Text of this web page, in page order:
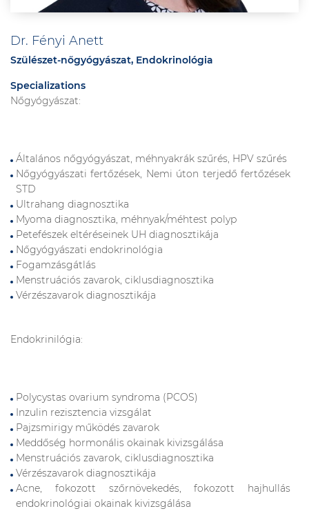
Dr. Fényi Anett
Szülészet-nőgyógyászat, Endokrinológia
Specializations
Nőgyógyászat:
Általános nőgyógyászat, méhnyakrák szűrés, HPV szűrés
Nőgyógyászati fertőzések, Nemi úton terjedő fertőzések
STD
Ultrahang diagnosztika
Myoma diagnosztika, méhnyak/méhtest polyp
Petefészek eltéréseinek UH diagnosztikája
Nőgyógyászati endokrinológia
Fogamzásgátlás
Menstruációs zavarok, ciklusdiagnosztika
Vérzészavarok diagnosztikája
Endokrinilógia:
Polycystas ovarium syndroma (PCOS)
Inzulin rezisztencia vizsgálat
Pajzsmirigy működés zavarok
Meddőség hormonális okainak kivizsgálása
Menstruációs zavarok, ciklusdiagnosztika
Vérzészavarok diagnosztikája
Acne, fokozott szőrnövekedés, fokozott hajhullás
endokrinológiai okainak kivizsgálása